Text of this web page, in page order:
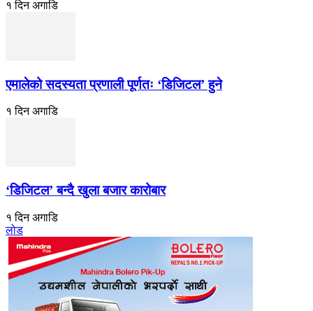
१ दिन अगाडि
एमालेको सदस्यता प्रणाली पूर्णतः ‘डिजिटल’ हुने
१ दिन अगाडि
‘डिजिटल’ बन्दै खुला बजार कारोबार
१ दिन अगाडि
लोड